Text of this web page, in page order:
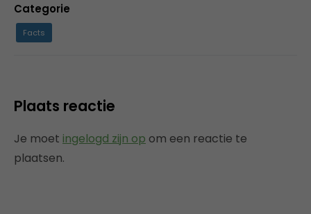
Categorie
Facts
Plaats reactie
Je moet ingelogd zijn op om een reactie te
plaatsen.